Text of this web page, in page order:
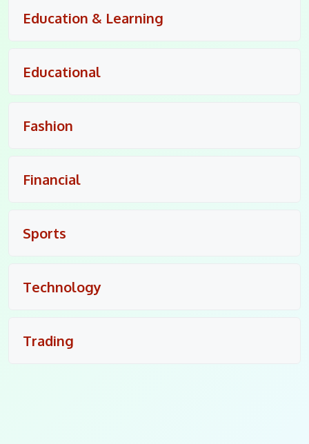
Education & Learning
Educational
Fashion
Financial
Sports
Technology
Trading